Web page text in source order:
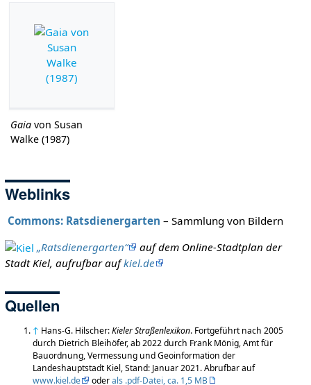
Gaiavon Susan
Walke (1987)
Weblinks
Commons: Ratsdienergarten – Sammlung von Bildern
„Ratsdienergarten“
auf dem Online-Stadtplan der
Stadt Kiel, aufrufbar aufkiel.de
Quellen
↑ Hans-G. Hilscher:Kieler Straßenlexikon. Fortgeführt nach 2005
durch Dietrich Bleihöfer, ab 2022 durch Frank Mönig, Amt für
Bauordnung, Vermessung und Geoinformation der
Landeshauptstadt Kiel, Stand: Januar 2021. Abrufbar auf
www.kiel.de
oderals .pdf-Datei, ca. 1,5 MB